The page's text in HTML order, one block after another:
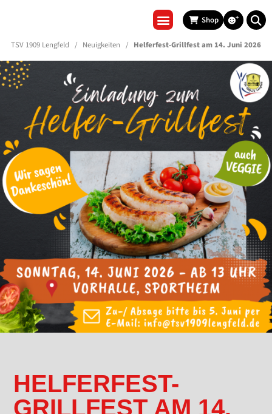
Shop
TSV 1909 Lengfeld / Neuigkeiten / Helferfest-Grillfest am 14. Juni 2026
HELFERFEST-
GRILLFEST AM 14.